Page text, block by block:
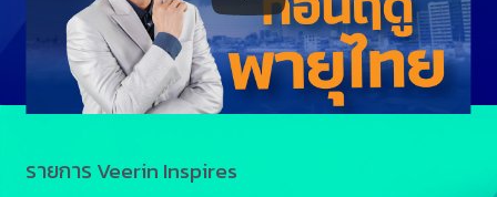
รายการ Veerin Inspires